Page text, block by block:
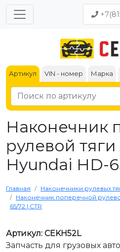
Артикул VIN - номер Марка
Наконечник
рулевой
Hyundai HD-
Главная
Наконечники рулевых
Наконечник поперечной
65/72 | CTR
Артикул: CEKH52L
Запчасть для грузовых